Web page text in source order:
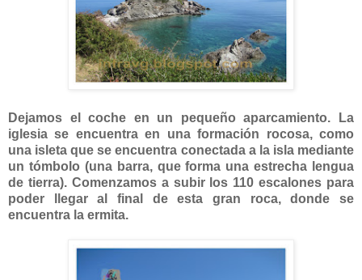
Dejamos el coche en un pequeño aparcamiento. La
iglesia se encuentra en una formación rocosa, como
una isleta que se encuentra conectada a la isla mediante
un tómbolo (una barra, que forma una estrecha lengua
de tierra). Comenzamos a subir los 110 escalones para
poder llegar al final de esta gran roca, donde se
encuentra la ermita.